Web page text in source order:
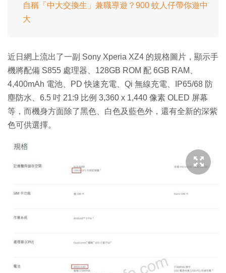
自稱「中大交換生」兼職導遊？900 蚊人仔帶你遊中
大
近日網上流出了一副 Sony Xperia XZ4 的規格圖片，顯示手
機將配備 S855 處理器、128GB ROM 配 6GB RAM、
4,400mAh 電池、PD 快速充電、Qi 無線充電、IP65/68 防
塵防水、6.5 吋 21:9 比例 3,360 x 1,440 像素 OLED 屏幕
等，而機身方面除了黑色、白色及藍色外，還有全新的深紫
色可供選擇。